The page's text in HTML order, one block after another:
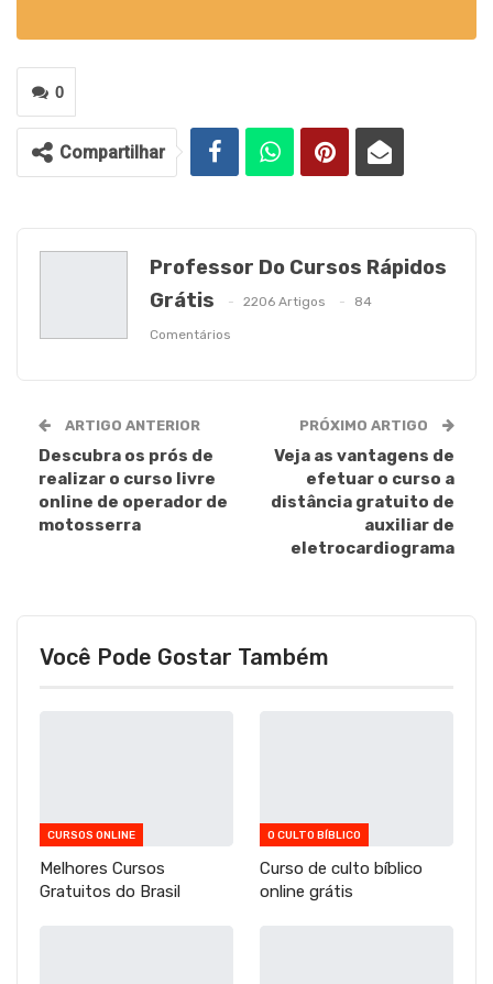
0
Compartilhar
Professor Do Cursos Rápidos
Grátis
2206 Artigos 84
Comentários
ARTIGO ANTERIOR
Descubra os prós de
realizar o curso livre
online de operador de
motosserra
PRÓXIMO ARTIGO
Veja as vantagens de
efetuar o curso a
distância gratuito de
auxiliar de
eletrocardiograma
Você Pode Gostar Também
CURSOS ONLINE
Melhores Cursos
Gratuitos do Brasil
O CULTO BÍBLICO
Curso de culto bíblico
online grátis